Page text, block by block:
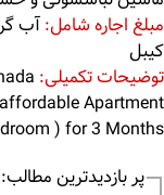
مبلغ اجاره شامل:آب
کیبل
توضیحات تکمیلی:
Apartment
) for 3 Months
پر بازدیدترین مطالب: